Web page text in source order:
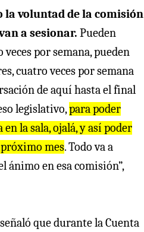
la voluntad de la comisión
a sesionar. Pueden
por semana, pueden
cuatro veces por semana
de aquí hasta el final
legislativo,para poder
la sala, ojalá, y así poder
mes. Todo va a
ánimo en esa comisión”,
que durante la Cuenta